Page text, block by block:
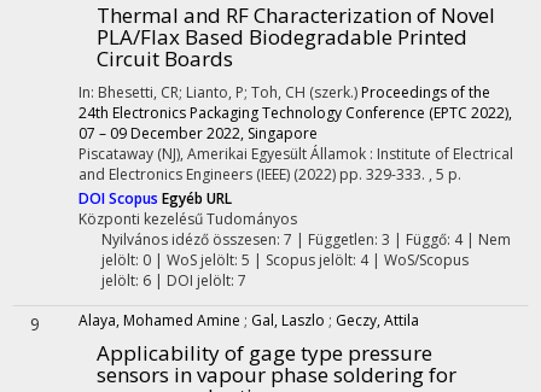
Thermal and RF Characterization of Novel
PLA/Flax Based Biodegradable Printed
Circuit Boards
In: Bhesetti, CR; Lianto, P; Toh, CH (szerk.) Proceedings of the
24th Electronics Packaging Technology Conference (EPTC 2022),
07 – 09 December 2022, Singapore
Piscataway (NJ), Amerikai Egyesült Államok : Institute of Electrical
and Electronics Engineers (IEEE) (2022) pp. 329-333. , 5 p.
DOIScopus Egyéb URL
Központi kezelésűTudományos
Nyilvános idéző összesen: 7 | Független: 3 | Függő: 4 | Nem
jelölt: 0 | WoS jelölt: 5 | Scopus jelölt: 4 | WoS/Scopus
jelölt: 6 | DOI jelölt: 7
9 Alaya, Mohamed Amine ; Gal, Laszlo ; Geczy, Attila
Applicability of gage type pressure
sensors in vapour phase soldering for